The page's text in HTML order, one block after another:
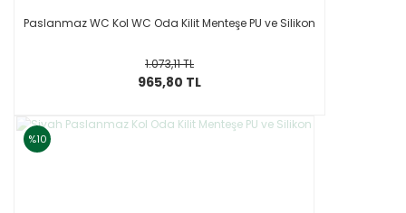
Paslanmaz WC Kol WC Oda Kilit Menteşe PU ve Silikon
1.073,11 TL
965,80 TL
%10